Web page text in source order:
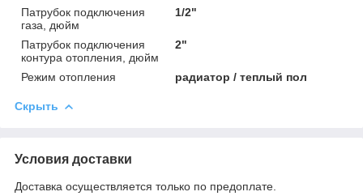
Патрубок подключения
газа, дюйм
1/2"
Патрубок подключения
контура отопления, дюйм
2"
Режим отопления радиатор / теплый пол
Скрыть
Условия доставки
Доставка осуществляется только по предоплате.